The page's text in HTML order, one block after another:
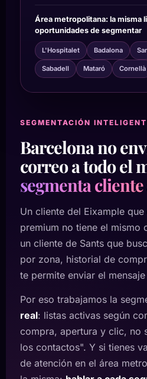
Área metropolitana: la misma
oportunidades de segmentar
L'Hospitalet Badalona
Sabadell Mataró Cornellà
SEGMENTACIÓN
Barcelona no
correo a todo el
segmenta
Un cliente del Eixample
premium no tiene el mismo
un cliente de Sants que
por zona, historial de
te permite enviar el
Por eso trabajamos la
real: listas activas según
compra, apertura y clic, no
los contactos". Y si tienes
de atención en el área